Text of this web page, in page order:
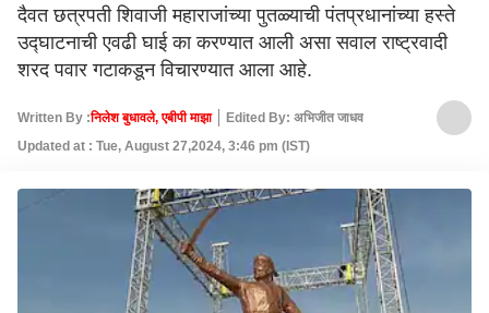
दैवत छत्रपती शिवाजी महाराजांच्या पुतळ्याची पंतप्रधानांच्या हस्ते
उद्घाटनाची एवढी घाई का करण्यात आली असा सवाल राष्ट्रवादी
शरद पवार गटाकडून विचारण्यात आला आहे.
Written By :निलेश बुधावले, एबीपी माझा
Edited By: अभिजीत जाधव
Updated at : Tue, August 27,2024, 3:46 pm (IST)